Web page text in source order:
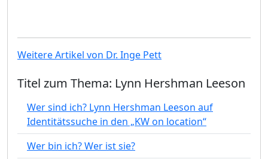
Weitere Artikel von Dr. Inge Pett
Titel zum Thema: Lynn Hershman Leeson
Wer sind ich? Lynn Hershman Leeson auf
Identitätssuche in den „KW on location“
Wer bin ich? Wer ist sie?